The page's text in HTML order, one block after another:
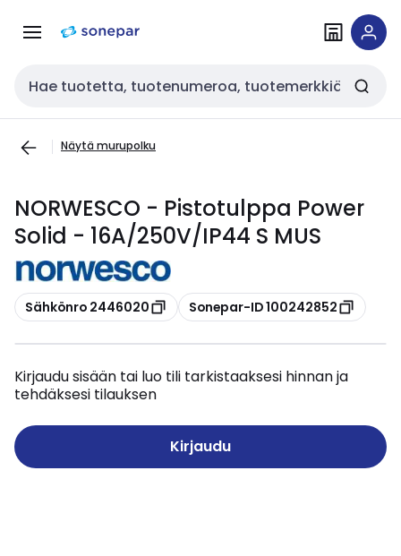
navigointiinsisältöön
Haku
Näytä murupolku
NORWESCO - Pistotulppa Power
Solid - 16A/250V/IP44 S MUS
Kopioi
Sähkönro 2446020 Kopioi
Sonepar-ID 100242852
Kirjaudu sisään tai luo tili tarkistaaksesi hinnan ja
tehdäksesi tilauksen
Kirjaudu